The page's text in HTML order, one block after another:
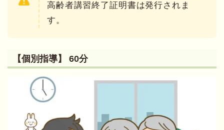
高齢者講習終了証明書は発行されま
す。
【個別指導】 60分